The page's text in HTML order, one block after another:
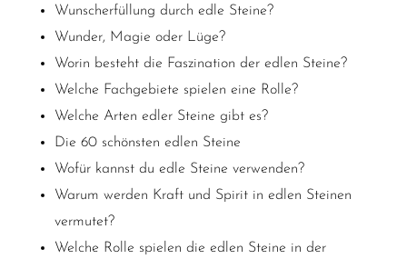
Wunscherfüllung durch edle Steine?
Wunder, Magie oder Lüge?
Worin besteht die Faszination der edlen Steine?
Welche Fachgebiete spielen eine Rolle?
Welche Arten edler Steine gibt es?
Die 60 schönsten edlen Steine
Wofür kannst du edle Steine verwenden?
Warum werden Kraft und Spirit in edlen Steinen
vermutet?
Welche Rolle spielen die edlen Steine in der